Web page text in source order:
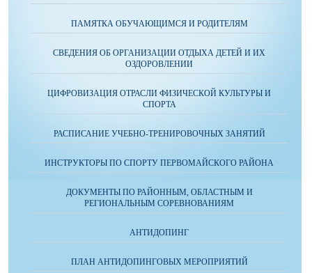
ПАМЯТКА ОБУЧАЮЩИМСЯ И РОДИТЕЛЯМ
СВЕДЕНИЯ ОБ ОРГАНИЗАЦИИ ОТДЫХА ДЕТЕЙ И ИХ
ОЗДОРОВЛЕНИИ
ЦИФРОВИЗАЦИЯ ОТРАСЛИ ФИЗИЧЕСКОЙ КУЛЬТУРЫ И
СПОРТА
РАСПИСАНИЕ УЧЕБНО-ТРЕНИРОВОЧНЫХ ЗАНЯТИЙ
ИНСТРУКТОРЫ ПО СПОРТУ ПЕРВОМАЙСКОГО РАЙОНА
ДОКУМЕНТЫ ПО РАЙОННЫМ, ОБЛАСТНЫМ И
РЕГИОНАЛЬНЫМ СОРЕВНОВАНИЯМ
АНТИДОПИНГ
ПЛАН АНТИДОПИНГОВЫХ МЕРОПРИЯТИЙ